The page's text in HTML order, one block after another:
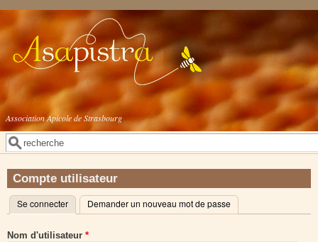
Aller au contenu principal
Association Apicole de Strasbourg
Formulaire de recherche
Rechercher
Compte utilisateur
Onglets principaux
Se connecter (onglet actif)
Demander un nouveau mot de passe
Nom d'utilisateur *